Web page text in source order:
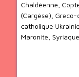
Chaldéenne,
(Cargèse),
catholique
Maronite,